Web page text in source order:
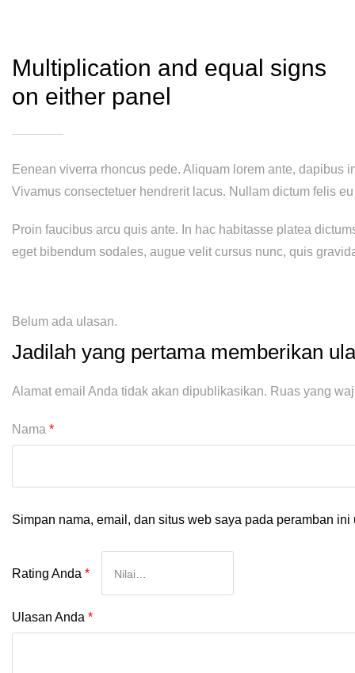
Multiplication and equal signs
on either panel
Eenean viverra rhoncus pede. Aliquam lorem ante, dapibus
Vivamus consectetuer hendrerit lacus. Nullam dictum felis
Proin faucibus arcu quis ante. In hac habitasse platea
eget bibendum sodales, augue velit cursus nunc, quis
Belum ada ulasan.
Jadilah yang pertama memberikan
Alamat email Anda tidak akan dipublikasikan. Ruas yang
Nama *
Simpan nama, email, dan situs web saya pada peramban
Rating Anda *
Ulasan Anda *